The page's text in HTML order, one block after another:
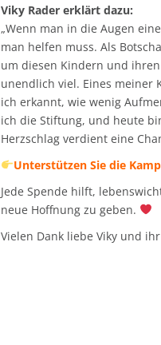
Viky Rader erklärt dazu:
„Wenn man in die Augen
man helfen muss. Als
um diesen Kindern und
unendlich viel. Eines meiner
ich erkannt, wie wenig
ich die Stiftung, und heute
Herzschlag verdient eine
Unterstützen Sie die
Jede Spende hilft,
neue Hoffnung zu geben.
Vielen Dank liebe Viky und